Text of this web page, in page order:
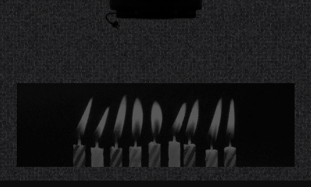
¿QUÉ ES ESTO?